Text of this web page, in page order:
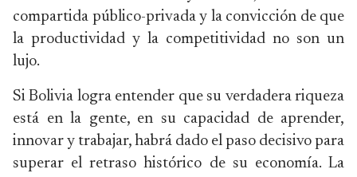
compartida público-privada y la convicción de que
la productividad y la competitividad no son un
lujo.
Si Bolivia logra entender que su verdadera riqueza
está en la gente, en su capacidad de aprender,
innovar y trabajar, habrá dado el paso decisivo para
superar el retraso histórico de su economía. La